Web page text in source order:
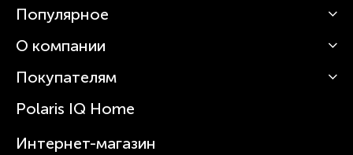
Популярное
Кофемашины
Вертикальные пылесосы
Зубные щетки и ирригаторы
Увлажнители
О компании
О Polaris
Статьи
Покупателям
Сервисные центры
Где купить
Polaris IQ Home
Интернет-магазин